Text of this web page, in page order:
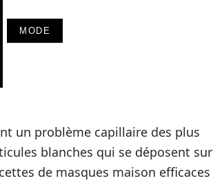
MODE
un problème capillaire des plus
blanches qui se déposent sur
de masques maison efficaces